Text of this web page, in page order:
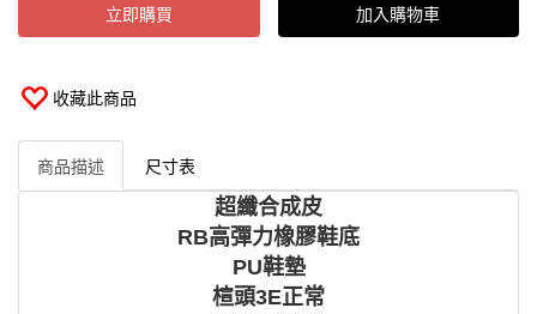
立即購買 加入購物車
收藏此商品
商品描述
尺寸表
超纖合成皮
RB高彈力橡膠鞋底
PU鞋墊
楦頭3E正常